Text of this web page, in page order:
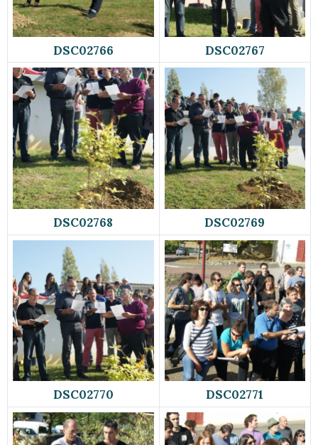
DSC02766 DSC02767
DSC02768 DSC02769
DSC02770 DSC02771